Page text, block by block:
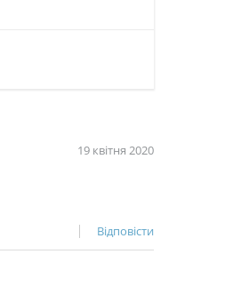
19 квітня 2020
Відповісти